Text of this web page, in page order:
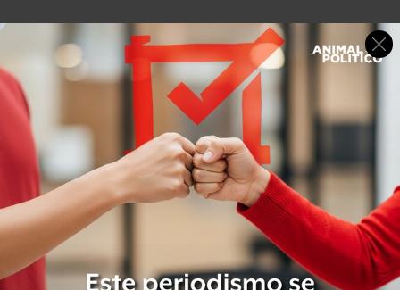
Los alumnos y el persona recorrieron ayer, por primera
vez, su nueva escuela.
Los alumnos, cuya escuela se encuentra hasta ahora
cerrada,
tomarán clases en la Chalk Hill Middle School, en
la localidad de Monroe,ubicada a unos 15 kilómetros de
Newtown.
El14 de diciembre pasado
, Adam Lanza, de 20 años,
ingresó armado con un fusil de guerra a la escuela Sandy
Hook y asesinó a 20 niños y a seis adultos y luego se
suicidó de un tiro en la cabeza.